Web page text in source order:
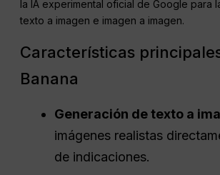
la IA experimental oficial de Google para
texto a imagen e imagen a imagen.
Características
Banana
Generación de texto a
imágenes realistas
de indicaciones.